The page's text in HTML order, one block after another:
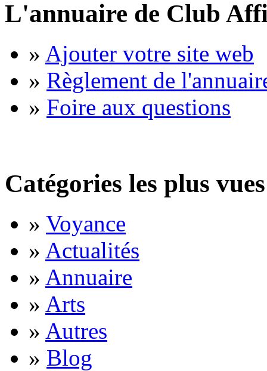
L'annuaire de Club
» Ajouter votre site web
» Règlement de
» Foire aux questions
Catégories les plus vues
» Voyance
» Actualités
» Annuaire
» Arts
» Autres
» Blog